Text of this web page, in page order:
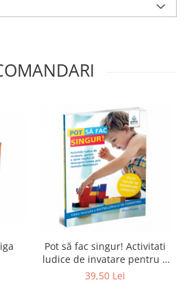
Pot să fac singur! Activitati
ludice de invatare pentru a
ajuta copilul sa descopere
39,50 Lei